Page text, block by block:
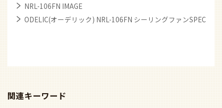
NRL-106FN IMAGE
ODELIC(オーデリック) NRL-106FN シーリングファンSPEC
関連キーワード